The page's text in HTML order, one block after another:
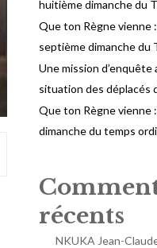
huitième dimanche du
Que ton Règne vienne
septième dimanche du
Une mission d’enquête
situation des déplacés
Que ton Règne vienne
dimanche du temps
récents
NKUKA Jean-